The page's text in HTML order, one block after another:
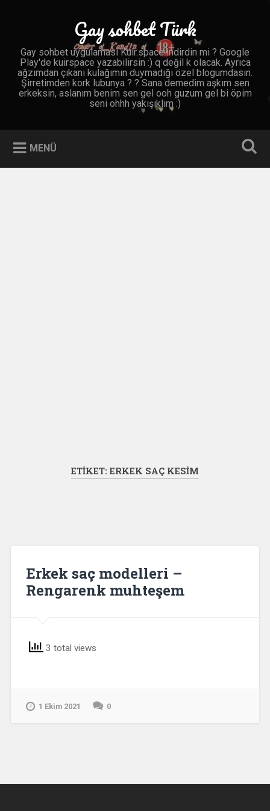
Gay sohbet Türk
Gay sohbet uygulaması Kuir.space indirdin mi ? Google
Play'de kuirspace yazabilirsin :) q değil k olacak. Ayrıca
ağzımdan çıkanı kulağımın duymadığı özel blogumdasın.
Şirretimden kork lubunya ? ? Sana demedim aşkım sen
erkeksin, aslanım benim sen gel ooh guzum gel bi öpim
seni ohhh yakışıklım :)
MENÜ
ETIKET: ERKEK SAÇ KESIM
Erkek saç modelleri –
Rengarenk muhteşem
3 total views
1 Ekim 2021 0